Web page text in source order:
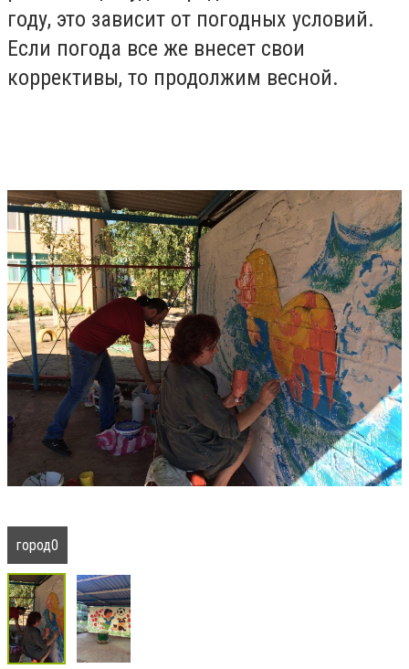
году, это зависит от погодных условий.
Если погода все же внесет свои
коррективы, то продолжим весной.
город0